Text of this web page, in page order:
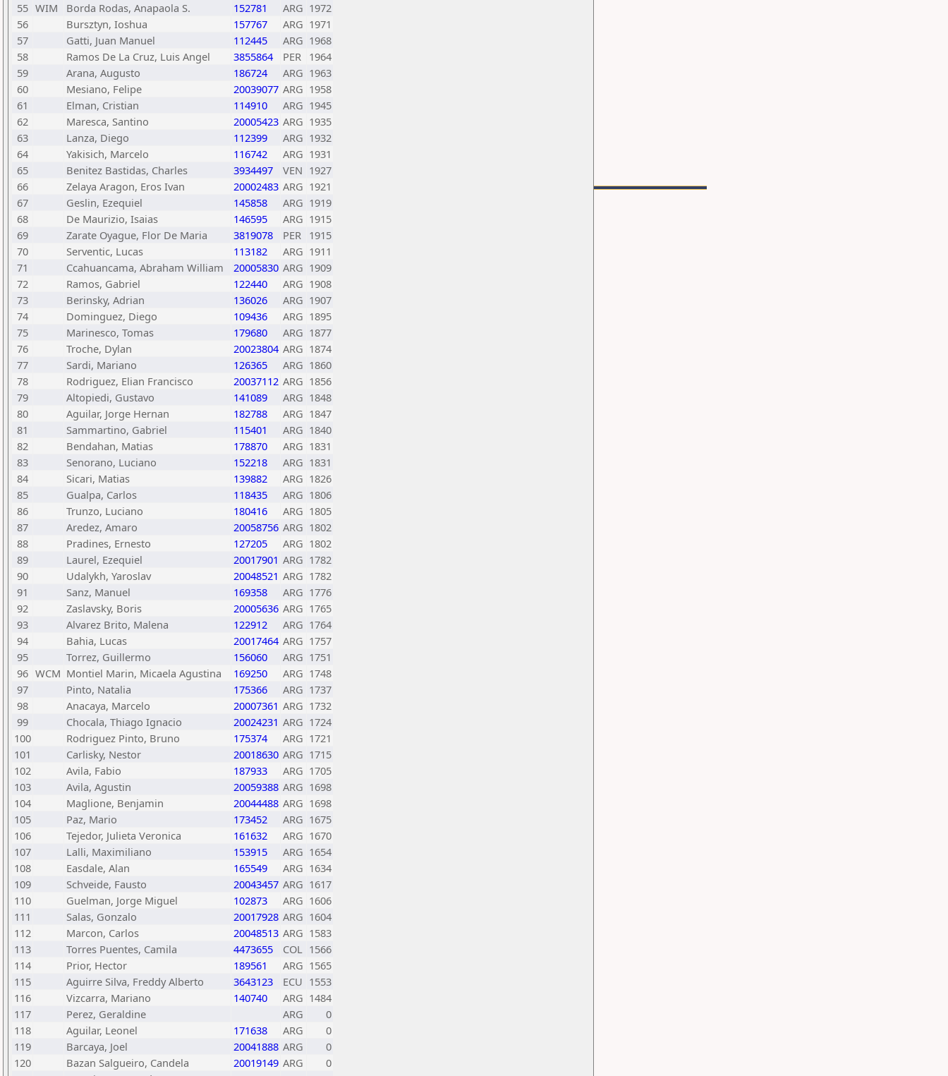
55 WIM Borda Rodas, Anapaola S. 152781 ARG 1972
56
Bursztyn, Ioshua 157767 ARG 1971
57
Gatti, Juan Manuel 112445 ARG 1968
58
Ramos De La Cruz, Luis Angel 3855864 PER 1964
59
Arana, Augusto 186724 ARG 1963
60
Mesiano, Felipe 20039077 ARG 1958
61
Elman, Cristian 114910 ARG 1945
62
Maresca, Santino 20005423 ARG 1935
63
Lanza, Diego 112399 ARG 1932
64
Yakisich, Marcelo 116742 ARG 1931
65
Benitez Bastidas, Charles 3934497 VEN 1927
66
Zelaya Aragon, Eros Ivan 20002483 ARG 1921
67
Geslin, Ezequiel 145858 ARG 1919
68
De Maurizio, Isaias 146595 ARG 1915
69
Zarate Oyague, Flor De Maria 3819078 PER 1915
70
Serventic, Lucas 113182 ARG 1911
71
Ccahuancama, Abraham William 20005830 ARG 1909
72
Ramos, Gabriel 122440 ARG 1908
73
Berinsky, Adrian 136026 ARG 1907
74
Dominguez, Diego 109436 ARG 1895
75
Marinesco, Tomas 179680 ARG 1877
76
Troche, Dylan 20023804 ARG 1874
77
Sardi, Mariano 126365 ARG 1860
78
Rodriguez, Elian Francisco 20037112 ARG 1856
79
Altopiedi, Gustavo 141089 ARG 1848
80
Aguilar, Jorge Hernan 182788 ARG 1847
81
Sammartino, Gabriel 115401 ARG 1840
82
Bendahan, Matias 178870 ARG 1831
83
Senorano, Luciano 152218 ARG 1831
84
Sicari, Matias 139882 ARG 1826
85
Gualpa, Carlos 118435 ARG 1806
86
Trunzo, Luciano 180416 ARG 1805
87
Aredez, Amaro 20058756 ARG 1802
88
Pradines, Ernesto 127205 ARG 1802
89
Laurel, Ezequiel 20017901 ARG 1782
90
Udalykh, Yaroslav 20048521 ARG 1782
91
Sanz, Manuel 169358 ARG 1776
92
Zaslavsky, Boris 20005636 ARG 1765
93
Alvarez Brito, Malena 122912 ARG 1764
94
Bahia, Lucas 20017464 ARG 1757
95
Torrez, Guillermo 156060 ARG 1751
96 WCM Montiel Marin, Micaela Agustina 169250 ARG 1748
97
Pinto, Natalia 175366 ARG 1737
98
Anacaya, Marcelo 20007361 ARG 1732
99
Chocala, Thiago Ignacio 20024231 ARG 1724
100
Rodriguez Pinto, Bruno 175374 ARG 1721
101
Carlisky, Nestor 20018630 ARG 1715
102
Avila, Fabio 187933 ARG 1705
103
Avila, Agustin 20059388 ARG 1698
104
Maglione, Benjamin 20044488 ARG 1698
105
Paz, Mario 173452 ARG 1675
106
Tejedor, Julieta Veronica 161632 ARG 1670
107
Lalli, Maximiliano 153915 ARG 1654
108
Easdale, Alan 165549 ARG 1634
109
Schveide, Fausto 20043457 ARG 1617
110
Guelman, Jorge Miguel 102873 ARG 1606
111
Salas, Gonzalo 20017928 ARG 1604
112
Marcon, Carlos 20048513 ARG 1583
113
Torres Puentes, Camila 4473655 COL 1566
114
Prior, Hector 189561 ARG 1565
115
Aguirre Silva, Freddy Alberto 3643123 ECU 1553
116
Vizcarra, Mariano 140740 ARG 1484
117
Perez, Geraldine ARG
0
118
Aguilar, Leonel 171638 ARG
0
119
Barcaya, Joel 20041888 ARG
0
120
Bazan Salgueiro, Candela 20019149 ARG
0